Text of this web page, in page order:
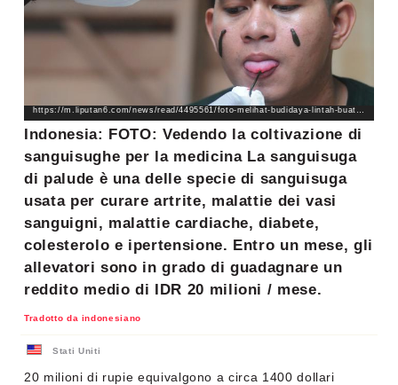
https://m.liputan6.com/news/read/4495561/foto-melihat-budidaya-lintah-buat-pengobatan?medium=Headline__mobile&campaign=Headline_click_6&page=1
Indonesia: FOTO: Vedendo la coltivazione di
sanguisughe per la medicina La sanguisuga
di palude è una delle specie di sanguisuga
usata per curare artrite, malattie dei vasi
sanguigni, malattie cardiache, diabete,
colesterolo e ipertensione. Entro un mese, gli
allevatori sono in grado di guadagnare un
reddito medio di IDR 20 milioni / mese.
Tradotto da indonesiano
Stati Uniti
20 milioni di rupie equivalgono a circa 1400 dollari